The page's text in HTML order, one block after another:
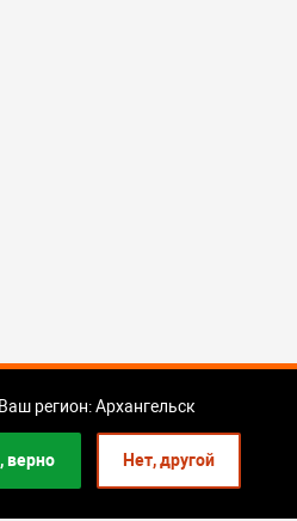
Ваш регион: Архангельск
верно Нет, другой